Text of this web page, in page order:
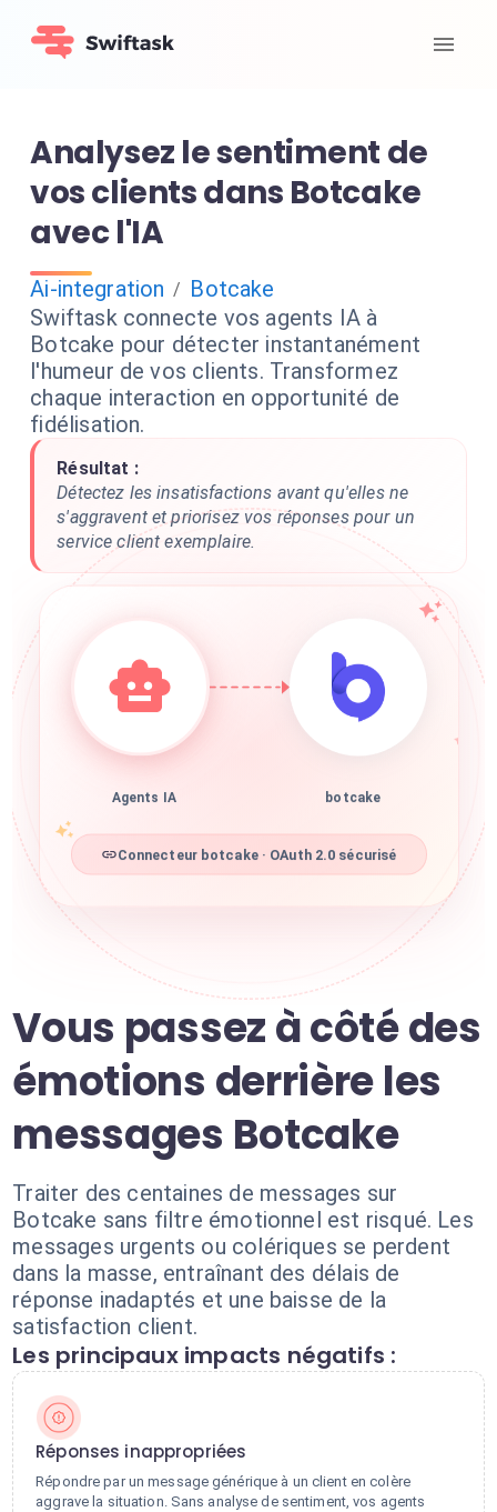
Analysez le sentiment de
vos clients dans Botcake
avec l'IA
Ai-integration / Botcake
Swiftask connecte vos agents IA à
Botcake pour détecter instantanément
l'humeur de vos clients. Transformez
chaque interaction en opportunité de
fidélisation.
Résultat :
Détectez les insatisfactions avant qu'elles ne
s'aggravent et priorisez vos réponses pour un
service client exemplaire.
Agents IA botcake
Connecteur botcake · OAuth 2.0 sécurisé
Vous passez à côté des
émotions derrière les
messages Botcake
Traiter des centaines de messages sur
Botcake sans filtre émotionnel est risqué. Les
messages urgents ou colériques se perdent
dans la masse, entraînant des délais de
réponse inadaptés et une baisse de la
satisfaction client.
Les principaux impacts négatifs :
Réponses inappropriées
Répondre par un message générique à un client en colère
aggrave la situation. Sans analyse de sentiment, vos agents